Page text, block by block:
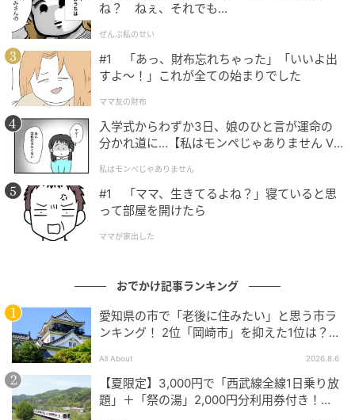
出典：リビング静岡Web
平日ランチメニュー[/caption]
サイドメニューも3種類から選べるのには驚きです。組
み合わせが色々できるので迷ってしまいました。今回
は女性店員さんのおすすめを聞き、サイドメニューは
チキンカツにしました。
メインを待っている間に温かいスープを
[caption align="alignnone" width="600"]
ね？ ねぇ、それでも…
ぜんぶ私のせい
#1 「あっ、財布忘れちゃった」「いいよ出
すよ〜！」これが全ての始まりでした
ママ友の財布
入学式からわずか3日、娘のひと言が運命の
分かれ道に…【私はモンペじゃありません Vo
私はモンペじゃありません
#1 「ママ、生きてるよね？」寝ていると思
って部屋を開けたら
ママが家出した
おでかけ記事ランキング
愛知県の市で「老後に住みたい」と思う市ラ
ンキング！ 2位「岡崎市」を抑えた1位は？
All About 2026.8.6
【夏限定】3,000円で「西武線全線1日乗り放
題」＋「祭の湯」2,000円分利用券付き！